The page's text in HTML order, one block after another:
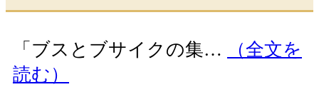
「ブスとブサイクの集…
（全文を
読む）